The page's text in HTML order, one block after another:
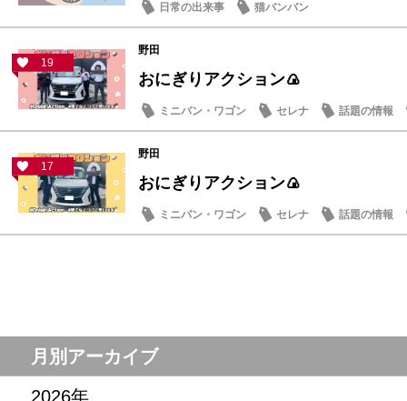
日常の出来事 猫バンバン
19
野田
おにぎりアクション🍙
ミニバン・ワゴン セレナ 話題の情報
17
野田
おにぎりアクション🍙
ミニバン・ワゴン セレナ 話題の情報
月別アーカイブ
2026年